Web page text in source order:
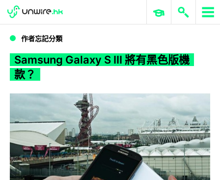
Samsung Galaxy S III 將有黑色版機款？
WWDC 2026 ERP 與商業 AI
作者忘記分類
Samsung Galaxy S III 將有黑色版機
款？